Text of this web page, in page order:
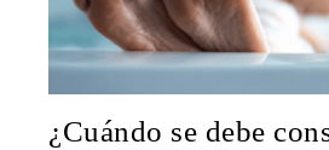
¿Cuándo se debe